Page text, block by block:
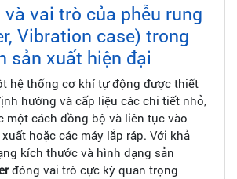
vai trò của phễu rung
Vibration case) trong
sản xuất hiện đại
hệ thống cơ khí tự động được thiết
hướng và cấp liệu các chi tiết nhỏ,
một cách đồng bộ và liên tục vào
hoặc các máy lắp ráp. Với khả
kích thước và hình dạng sản
đóng vai trò cực kỳ quan trọng